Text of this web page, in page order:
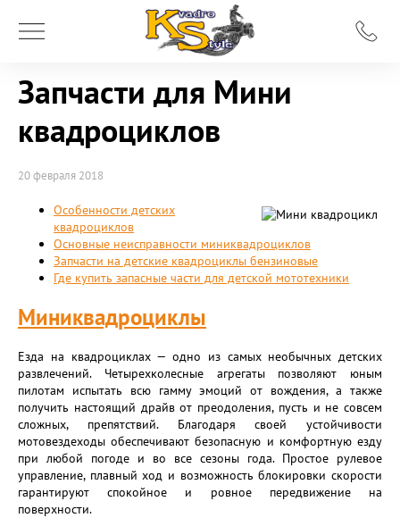
Запчасти для Мини
квадроциклов
20 февраля 2018
Особенности детских
квадроциклов
Основные неисправности миниквадроциклов
Запчасти на детские квадроциклы бензиновые
Где купить запасные части для детской мототехники
Миниквадроциклы
Езда на квадроциклах — одно из самых необычных детских
развлечений. Четырехколесные агрегаты позволяют юным
пилотам испытать всю гамму эмоций от вождения, а также
получить настоящий драйв от преодоления, пусть и не совсем
сложных, препятствий. Благодаря своей устойчивости
мотовездеходы обеспечивают безопасную и комфортную езду
при любой погоде и во все сезоны года. Простое рулевое
управление, плавный ход и возможность блокировки скорости
гарантируют спокойное и ровное передвижение на
поверхности.